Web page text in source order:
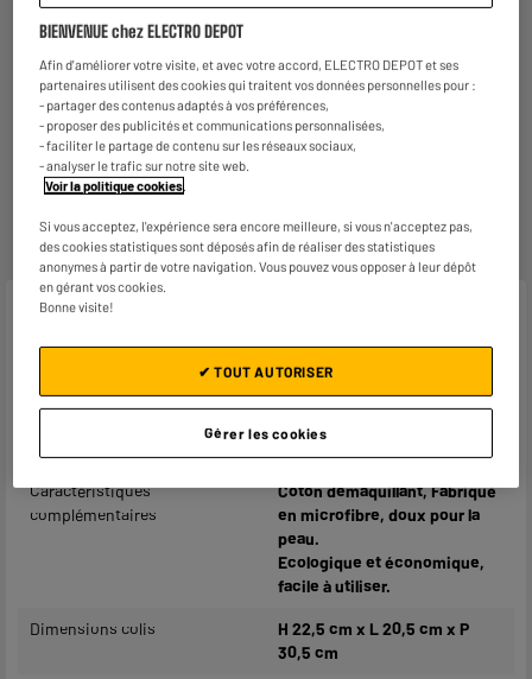
Garantie :2 ans
Jusqu'enaoût 2028
Reprise de votre ancien appareil
C'estgratuit !En savoir +
ELECTROSÛR
Une assurance à vie à partir de
En savoir +
Caractéristiques
FIVE
Plus produit balisage ENGAGEMENT PRIX BAS
Caractéristiques
complémentaires
Coton demaquillant, Fabriqué
en microfibre, doux pour la
peau.
Ecologique et économique,
facile à utiliser.
Dimensions colis
H 22,5 cm x L 20,5 cm x P
30,5 cm
BIENVENUE chez ELECTRO DEPOT
Afin d'améliorer votre visite, et avec votre accord, ELECTRO DEPOT et ses
partenaires utilisent des cookies qui traitent vos données personnelles pour :
- partager des contenus adaptés à vos préférences,
- proposer des publicités et communications personnalisées,
- faciliter le partage de contenu sur les réseaux sociaux,
- analyser le trafic sur notre site web.
Voir la politique cookies.
Si vous acceptez, l'expérience sera encore meilleure, si vous n'acceptez pas,
des cookies statistiques sont déposés afin de réaliser des statistiques
anonymes à partir de votre navigation. Vous pouvez vous opposer à leur dépôt
en gérant vos cookies.
Bonne visite!
Gérer les cookies
✔ TOUT AUTORISER